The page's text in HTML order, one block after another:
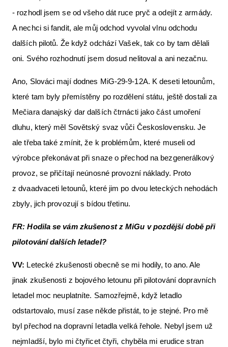
- rozhodl jsem se od všeho dát ruce pryč a odejít z armády.
A nechci si fandit, ale můj odchod vyvolal vlnu odchodu
dalších pilotů. Že když odchází Vašek, tak co by tam dělali
oni. Svého rozhodnutí jsem dosud nelitoval a ani nezačnu.
Ano, Slováci mají dodnes MiG-29-9-12A. K deseti letounům,
které tam byly přemístěny po rozdělení státu, ještě dostali za
Mečiara danajský dar dalších čtrnácti jako část umoření
dluhu, který měl Sovětský svaz vůči Československu. Je
ale třeba také zmínit, že k problémům, které museli od
výrobce překonávat při snaze o přechod na bezgenerálkový
provoz, se přičítají neúnosné provozní náklady. Proto
z dvaadvaceti letounů, které jim po dvou leteckých nehodách
zbyly, jich provozují s bídou třetinu.
FR: Hodila se vám zkušenost z MiGu v pozdější době při
pilotování dalších letadel?
VV: Letecké zkušenosti obecně se mi hodily, to ano. Ale
jinak zkušenosti z bojového letounu při pilotování dopravních
letadel moc neuplatníte. Samozřejmě, když letadlo
odstartovalo, musí zase někde přistát, to je stejné. Pro mě
byl přechod na dopravní letadla velká řehole. Nebyl jsem už
nejmladší, bylo mi čtyřicet čtyři, chyběla mi erudice stran